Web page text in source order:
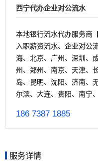
西宁代办企业对公流水
本地银行流水代办服务商
入职薪资流水、企业对公
海、北京、广州、深圳、
州、郑州、南京、天津、
岛、昆明、沈阳、济南、
尔滨、大连、贵阳、南宁
186 7387 1885
服务详情